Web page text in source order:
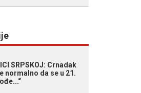
SRPSKOJ: Crnadak
normalno da se u 21.